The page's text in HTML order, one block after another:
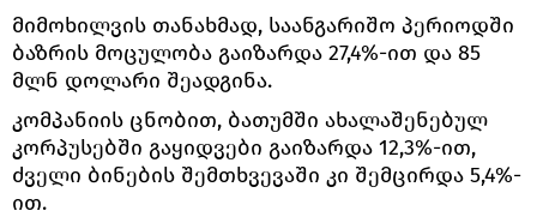
მიმოხილვის თანახმად, საანგარიშო პერიოდში
ბაზრის მოცულობა გაიზარდა 27,4%-ით და 85
მლნ დოლარი შეადგინა.
კომპანიის ცნობით, ბათუმში ახალაშენებულ
კორპუსებში გაყიდვები გაიზარდა 12,3%-ით,
ძველი ბინების შემთხვევაში კი შემცირდა 5,4%-
ით.